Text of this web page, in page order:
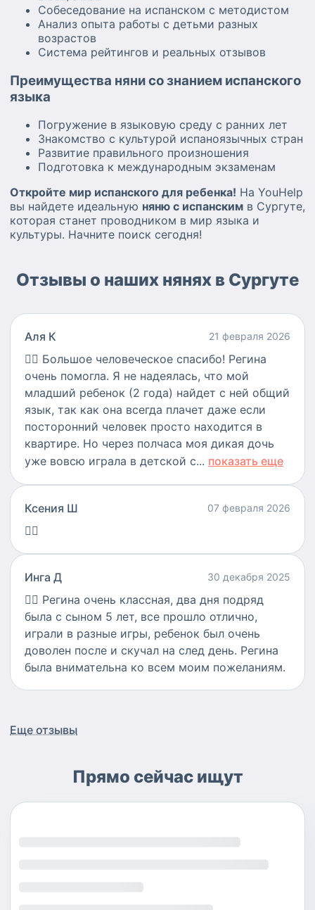
Собеседование на испанском с методистом
Анализ опыта работы с детьми разных
возрастов
Система рейтингов и реальных отзывов
Преимущества няни со знанием испанского
языка
Погружение в языковую среду с ранних лет
Знакомство с культурой испаноязычных стран
Развитие правильного произношения
Подготовка к международным экзаменам
Откройте мир испанского для ребенка! На YouHelp
вы найдете идеальную няню с испанским в Сургуте,
которая станет проводником в мир языка и
культуры. Начните поиск сегодня!
Отзывы о наших нянях в Сургуте
Аля К 21 февраля 2026
👍🏻 Большое человеческое спасибо! Регина
очень помогла. Я не надеялась, что мой
младший ребенок (2 года) найдет с ней общий
язык, так как она всегда плачет даже если
посторонний человек просто находится в
квартире. Но через полчаса моя дикая дочь
уже вовсю играла в детской с... показать еще
Ксения Ш 07 февраля 2026
👍🏻
Инга Д 30 декабря 2025
👍🏻 Регина очень классная, два дня подряд
была с сыном 5 лет, все прошло отлично,
играли в разные игры, ребенок был очень
доволен после и скучал на след день. Регина
была внимательна ко всем моим пожеланиям.
Еще отзывы
Прямо сейчас ищут